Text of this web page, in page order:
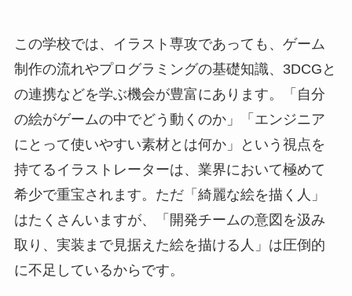
この学校では、イラスト専攻であっても、ゲーム
制作の流れやプログラミングの基礎知識、3DCGと
の連携などを学ぶ機会が豊富にあります。「自分
の絵がゲームの中でどう動くのか」「エンジニア
にとって使いやすい素材とは何か」という視点を
持てるイラストレーターは、業界において極めて
希少で重宝されます。ただ「綺麗な絵を描く人」
はたくさんいますが、「開発チームの意図を汲み
取り、実装まで見据えた絵を描ける人」は圧倒的
に不足しているからです。